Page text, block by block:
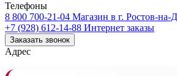
Телефоны
8 800 700-21-04 Магазин в г. Ростов-на-
+7 (928) 612-14-88 Интернет заказы
Заказать звонок
Адрес